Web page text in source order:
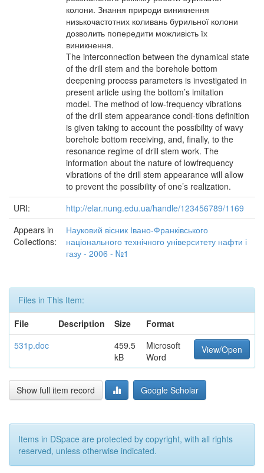
колони. Знання природи виникнення
низькочастотних коливань бурильної колони
дозволить попередити можливість їх
виникнення.
The interconnection between the dynamical state
of the drill stem and the borehole bottom
deepening process parameters is investigated in
present article using the bottom’s imitation
model. The method of low-frequency vibrations
of the drill stem appearance condi-tions definition
is given taking to account the possibility of wavy
borehole bottom receiving, and, finally, to the
resonance regime of drill stem work. The
information about the nature of lowfrequency
vibrations of the drill stem appearance will allow
to prevent the possibility of one’s realization.
URI:
http://elar.nung.edu.ua/handle/123456789/1169
Appears in
Collections:
Науковий вісник Івано-Франківського
національного технічного університету нафти і
газу - 2006 - №1
Files in This Item:
File
Description Size
Format
531p.doc
459.5
kB
Microsoft
Word
View/Open
Show full item record Google Scholar
Items in DSpace are protected by copyright, with all rights
reserved, unless otherwise indicated.